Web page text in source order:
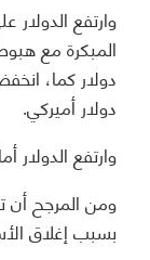
وارتفع
دولار أميركي.
وارتفع الدولار أمام الين
ومن المرجح أن
بسبب إغلاق